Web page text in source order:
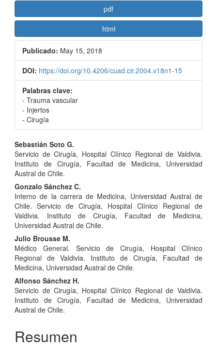
pdf
html
Publicado: May 15, 2018
DOI: https://doi.org/10.4206/cuad.cir.2004.v18n1-15
Palabras clave:
- Trauma vascular
- Injertos
- Cirugía
Contenido
principal
del
artículo
Sebastián Soto G.
Servicio de Cirugía, Hospital Clínico Regional de Valdivia.
Instituto de Cirugía, Facultad de Medicina, Universidad
Austral de Chile.
Gonzalo Sánchez C.
Interno de la carrera de Medicina, Universidad Austral de
Chile. Servicio de Cirugía, Hospital Clínico Regional de
Valdivia. Instituto de Cirugía, Facultad de Medicina,
Universidad Austral de Chile.
Julio Brousse M.
Médico General. Servicio de Cirugía, Hospital Clínico
Regional de Valdivia. Instituto de Cirugía, Facultad de
Medicina, Universidad Austral de Chile.
Alfonso Sánchez H.
Servicio de Cirugía, Hospital Clínico Regional de Valdivia.
Instituto de Cirugía, Facultad de Medicina, Universidad
Austral de Chile.
Resumen